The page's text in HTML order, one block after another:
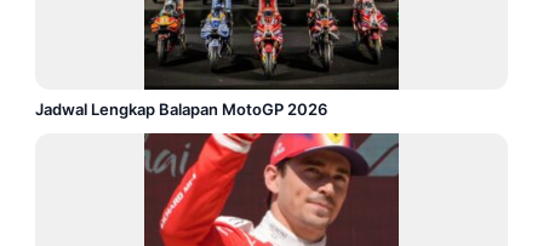
Jadwal Lengkap Balapan MotoGP 2026